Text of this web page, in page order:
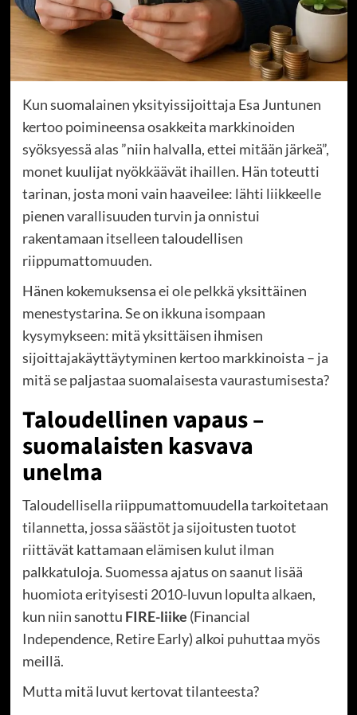
Kun suomalainen yksityissijoittaja Esa Juntunen
kertoo poimineensa osakkeita markkinoiden
syöksyessä alas ”niin halvalla, ettei mitään järkeä”,
monet kuulijat nyökkäävät ihaillen. Hän toteutti
tarinan, josta moni vain haaveilee: lähti liikkeelle
pienen varallisuuden turvin ja onnistui
rakentamaan itselleen taloudellisen
riippumattomuuden.
Hänen kokemuksensa ei ole pelkkä yksittäinen
menestystarina. Se on ikkuna isompaan
kysymykseen: mitä yksittäisen ihmisen
sijoittajakäyttäytyminen kertoo markkinoista – ja
mitä se paljastaa suomalaisesta vaurastumisesta?
Taloudellinen vapaus –
suomalaisten kasvava
unelma
Taloudellisella riippumattomuudella tarkoitetaan
tilannetta, jossa säästöt ja sijoitusten tuotot
riittävät kattamaan elämisen kulut ilman
palkkatuloja. Suomessa ajatus on saanut lisää
huomiota erityisesti 2010-luvun lopulta alkaen,
kun niin sanottu FIRE-liike (Financial
Independence, Retire Early) alkoi puhuttaa myös
meillä.
Mutta mitä luvut kertovat tilanteesta?